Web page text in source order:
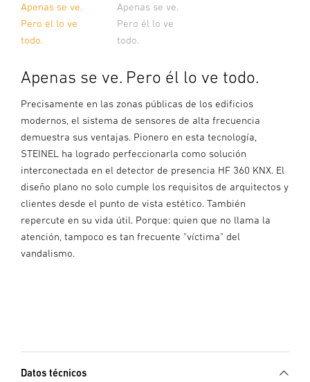
Apenas se ve.
Pero él lo ve
todo.
Apenas se ve.
Pero él lo ve
todo.
Apenas se ve. Pero él lo ve todo.
Precisamente en las zonas públicas de los edificios
modernos, el sistema de sensores de alta frecuencia
demuestra sus ventajas. Pionero en esta tecnología,
STEINEL ha logrado perfeccionarla como solución
interconectada en el detector de presencia HF 360 KNX. El
diseño plano no solo cumple los requisitos de arquitectos y
clientes desde el punto de vista estético. También
repercute en su vida útil. Porque: quien que no llama la
atención, tampoco es tan frecuente "víctima" del
vandalismo.
Datos técnicos